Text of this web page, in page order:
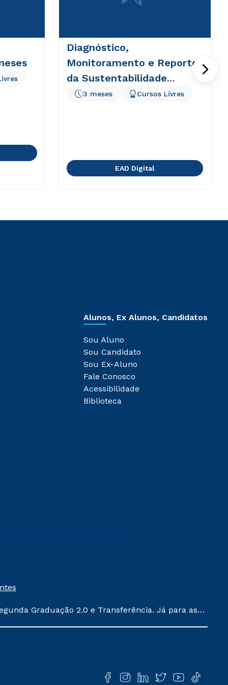
Diagnóstico,
Monitoramento e Reporte
da Sustentabilidade
Corporativa
3 meses Cursos Livres
EAD Digital
Alunos, Ex Alunos, Candidatos
Sou Aluno
Sou Candidato
Sou Ex-Aluno
Fale Conosco
Acessibilidade
Biblioteca
Graduação 2.0 e Transferência. Já para as